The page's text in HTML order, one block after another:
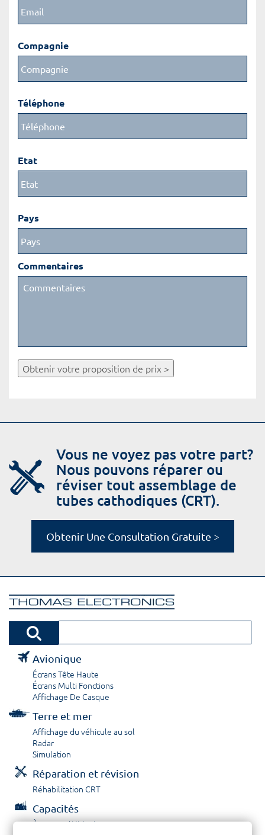
Compagnie
Téléphone
Etat
Pays
Commentaires
Obtenir votre proposition de prix >
Vous ne voyez pas votre part?
Nous pouvons réparer ou
réviser tout assemblage de
tubes cathodiques (CRT).
Obtenir Une Consultation Gratuite >
Avionique
Écrans Tête Haute
Écrans Multi Fonctions
Affichage De Casque
Terre et mer
Affichage du véhicule au sol
Radar
Simulation
Réparation et révision
Réhabilitation CRT
Capacités
À propos / Historique